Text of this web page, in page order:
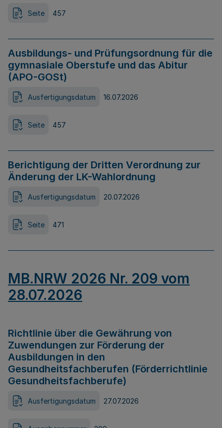
Seite 457
Ausbildungs- und Prüfungsordnung für die
gymnasiale Oberstufe und das Abitur
(APO-GOSt)
Ausfertigungsdatum 16.07.2026
Seite 457
Berichtigung der Dritten Verordnung zur
Änderung der LK-Wahlordnung
Ausfertigungsdatum 20.07.2026
Seite 471
MB.NRW 2026 Nr. 209 vom
28.07.2026
Richtlinie über die Gewährung von
Zuwendungen zur Förderung der
Ausbildungen in den
Gesundheitsfachberufen (Förderrichtlinie
Gesundheitsfachberufe)
Ausfertigungsdatum 27.07.2026